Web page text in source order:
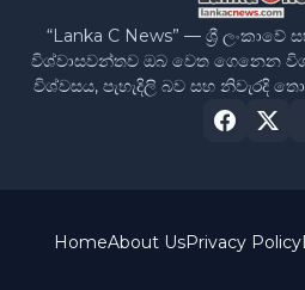
“Lanka C News” — ශ්‍රී
විශ්වාසවන්තව ඔබ වෙත ගෙනෙන
විශ්වසය, පැහැදිලි බව සහ නිවැරදි
HomeAbout UsPrivacy Policy